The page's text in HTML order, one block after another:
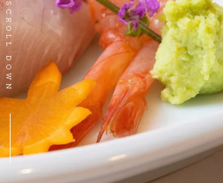
SCROLL DOWN